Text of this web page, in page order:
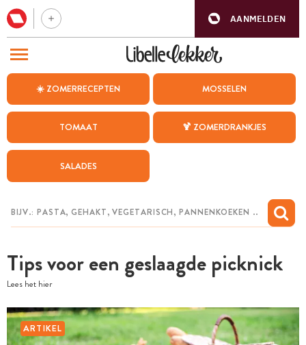
AANMELDEN
☀️ ZOMERRECEPTEN MOSSELEN
TOMAAT 🍹 ZOMERDRANKJES
SALADES
Tips voor een geslaagde picknick
Lees het hier
ARTIKEL
BEZOEK ONZE ANDERE WEBSITES
WEEKMENU
CHAT MET MAIA
MIJN BEWAARDE RECEPTEN